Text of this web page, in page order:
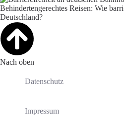
Behindertengerechtes Reisen: Wie
Deutschland?
Nach oben
Datenschutz
Impressum